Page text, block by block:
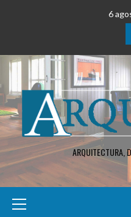
6
ARQUITECTURA,